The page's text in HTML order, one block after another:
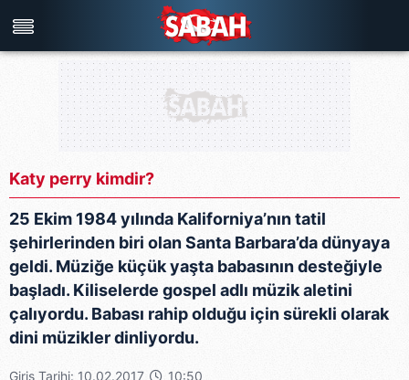
Türkiye'nin en iyi haber sitesi
Katy perry kimdir?
25 Ekim 1984 yılında Kaliforniya’nın tatil
şehirlerinden biri olan Santa Barbara’da dünyaya
geldi. Müziğe küçük yaşta babasının desteğiyle
başladı. Kiliselerde gospel adlı müzik aletini
çalıyordu. Babası rahip olduğu için sürekli olarak
dini müzikler dinliyordu.
Giriş Tarihi: 10.02.2017
10:50